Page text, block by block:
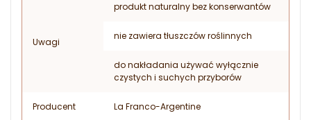
Uwagi
produkt naturalny bez konserwantów
nie zawiera tłuszczów roślinnych
do nakładania używać wyłącznie
czystych i suchych przyborów
Producent La Franco-Argentine